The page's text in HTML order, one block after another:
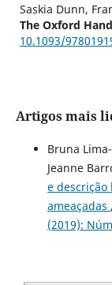
Saskia Dunn,
The Oxford
10.1093/
Artigos mais
Bruna
Jeanne
e
ameaçadas ,
(2019):